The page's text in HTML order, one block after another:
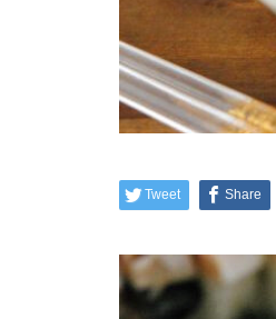
Tweet Share